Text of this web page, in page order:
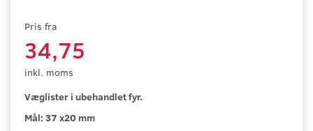
Pris fra
34,75
inkl. moms
Væglister i ubehandlet fyr.
Mål: 37 x20 mm